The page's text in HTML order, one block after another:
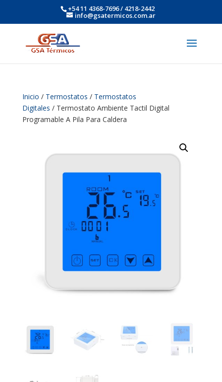
+54 11 4368-7696 / 4218-2442
info@gsatermicos.com.ar
Inicio / Termostatos / Termostatos
Digitales / Termostato Ambiente Tactil Digital
Programable A Pila Para Caldera